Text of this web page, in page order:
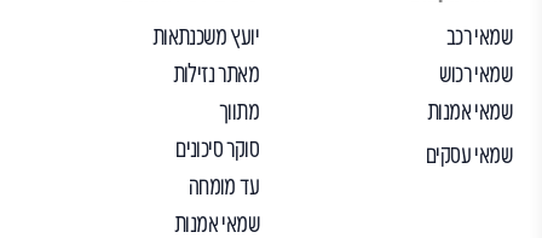
שמאי רכב
שמאי רכוש
שמאי אמנות
שמאי עסקים
יועץ משכנתאות
מאתר נזילות
מתווך
סוקר סיכונים
עד מומחה
שמאי אמנות